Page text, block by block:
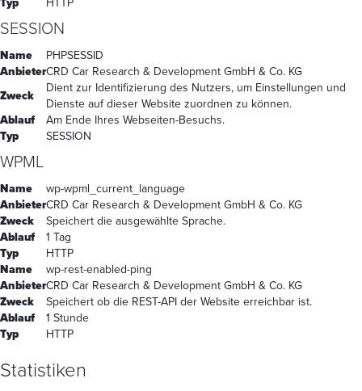
SESSION
Name
PHPSESSID
AnbieterCRD Car Research & Development GmbH & Co. KG
Zweck
Dient zur Identifizierung des Nutzers, um Einstellungen und
Dienste auf dieser Website zuordnen zu können.
Ablauf
Am Ende Ihres Webseiten-Besuchs.
Typ
SESSION
WPML
Name
wp-wpml_current_language
AnbieterCRD Car Research & Development GmbH & Co. KG
Zweck
Speichert die ausgewählte Sprache.
Ablauf
1 Tag
Typ
HTTP
Name
wp-rest-enabled-ping
AnbieterCRD Car Research & Development GmbH & Co. KG
Zweck
Speichert ob die REST-API der Website erreichbar ist.
Ablauf
1 Stunde
Typ
HTTP
Statistiken